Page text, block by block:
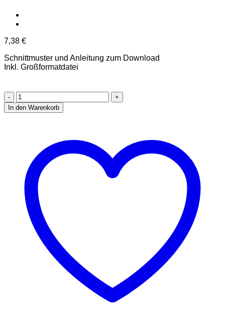
7,38 €
Schnittmuster und Anleitung zum Download
Inkl. Großformatdatei
July
Kleid
Ebook
[Digital]
Menge
In den Warenkorb